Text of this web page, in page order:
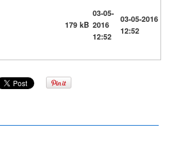
179 kB
03-05-
2016
12:52
03-05-2016
12:52